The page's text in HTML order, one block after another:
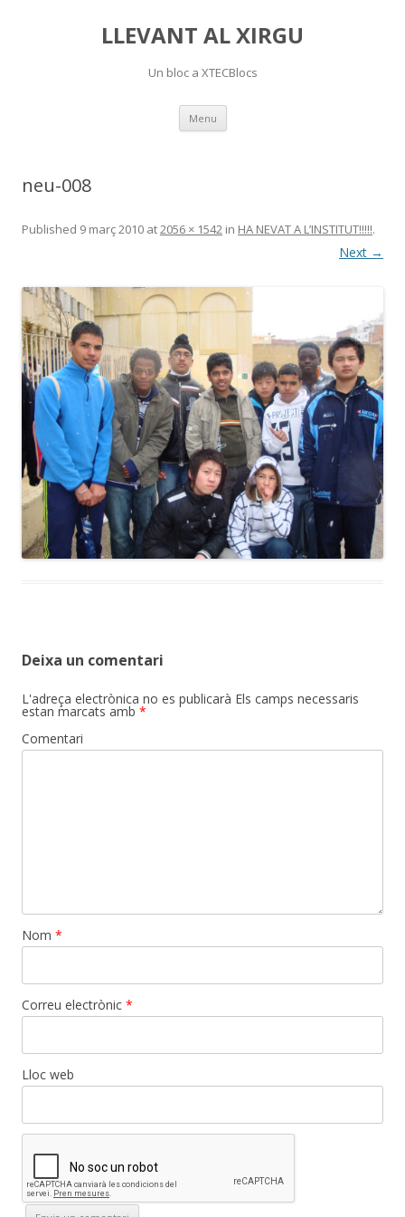
LLEVANT AL XIRGU
Un bloc a XTECBlocs
Menu Skip
content
neu-008
Published 9 març 2010 at2056 × 1542 in HA NEVAT A L’INSTITUT!!!!!.
Next →
Deixa un comentari
L'adreça electrònica no es publicarà Els camps necessaris
estan marcats amb *
Comentari
Nom *
Correu electrònic *
Lloc web